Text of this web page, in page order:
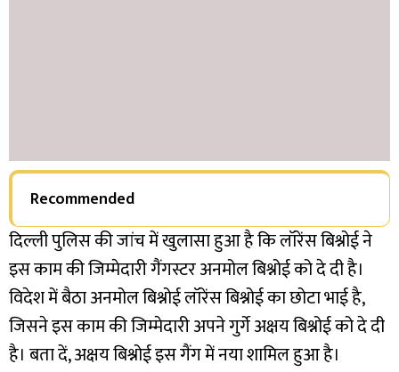
Recommended
दिल्ली पुलिस की जांच में खुलासा हुआ है कि लॉरेंस बिश्नोई ने
इस काम की जिम्मेदारी गैंगस्टर अनमोल बिश्नोई को दे दी है।
विदेश में बैठा अनमोल बिश्नोई लॉरेंस बिश्नोई का छोटा भाई है,
जिसने इस काम की जिम्मेदारी अपने गुर्गे अक्षय बिश्नोई को दे दी
है। बता दें, अक्षय बिश्नोई इस गैंग में नया शामिल हुआ है।